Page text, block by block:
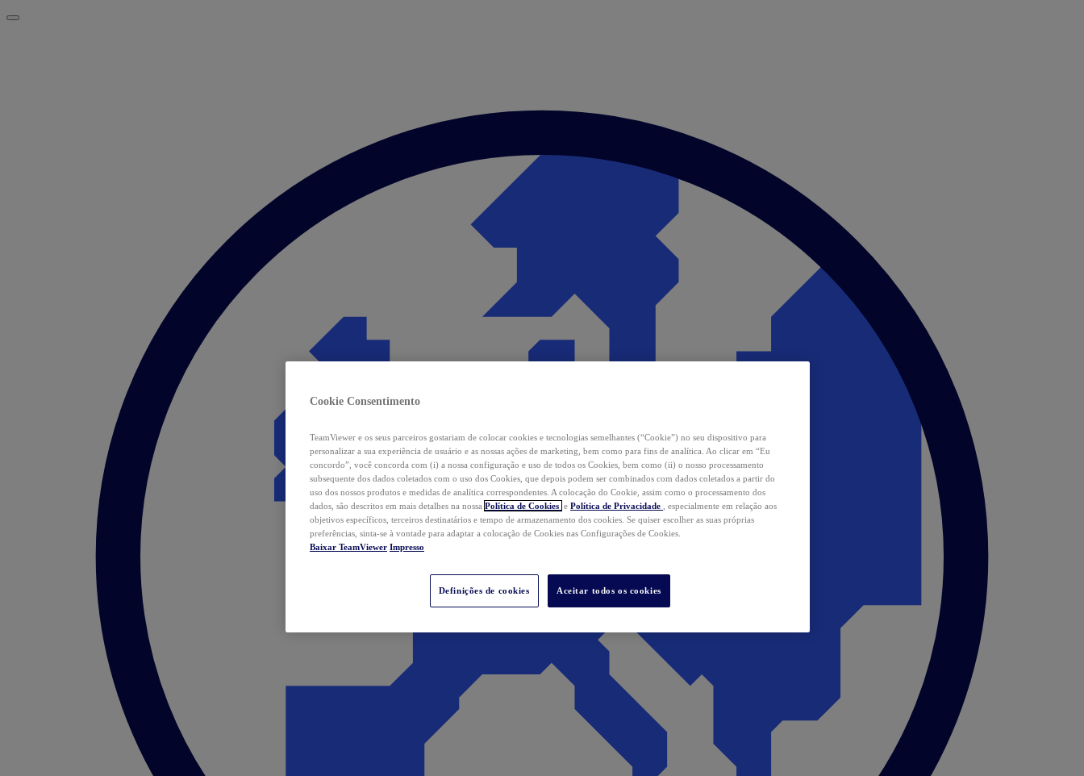
Cookie Consentimento
TeamViewer e os seus parceiros gostariam de colocar cookies e tecnologias semelhantes (“Cookie”) no seu dispositivo para
personalizar a sua experiência de usuário e as nossas ações de marketing, bem como para fins de analítica. Ao clicar em “Eu
concordo”, você concorda com (i) a nossa configuração e uso de todos os Cookies, bem como (ii) o nosso processamento
subsequente dos dados coletados com o uso dos Cookies, que depois podem ser combinados com dados coletados a partir do
uso dos nossos produtos e medidas de analítica correspondentes. A colocação do Cookie, assim como o processamento dos
dados, são descritos em mais detalhes na nossa Política de Cookies e Política de Privacidade
, especialmente em relação aos
objetivos específicos, terceiros destinatários e tempo de armazenamento dos cookies. Se quiser escolher as suas próprias
preferências, sinta-se à vontade para adaptar a colocação de Cookies nas Configurações de Cookies.
Baixar TeamViewer Impresso
Definições de cookies Aceitar todos os cookies